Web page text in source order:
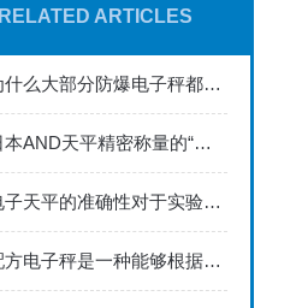
RELATED ARTICLES
为什么大部分防爆电子秤都使用不锈钢外壳
日本AND天平精密称量的“匠心范例”，以科技赋能全球实验室
电子天平的准确性对于实验结果有着重要影响
配方电子秤是一种能够根据预设的配方比例进行精确称重的电子秤